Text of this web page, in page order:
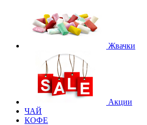
Жвачки
Акции
ЧАЙ
КОФЕ